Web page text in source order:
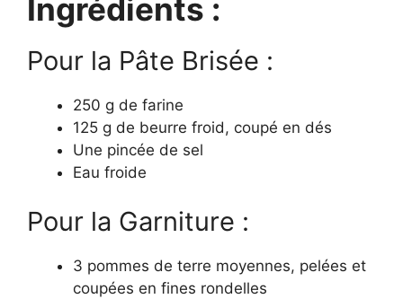
Ingrédients :
Pour la Pâte Brisée :
250 g de farine
125 g de beurre froid, coupé en dés
Une pincée de sel
Eau froide
Pour la Garniture :
3 pommes de terre moyennes, pelées et
coupées en fines rondelles